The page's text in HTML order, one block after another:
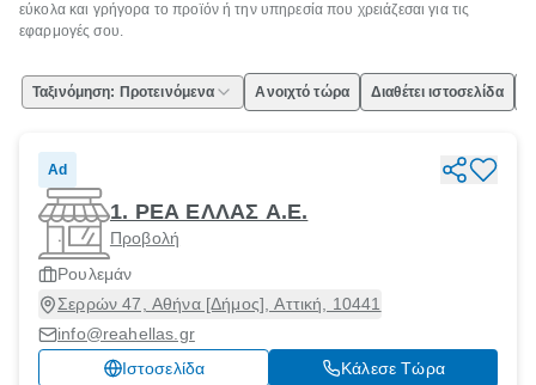
εύκολα και γρήγορα το προϊόν ή την υπηρεσία που χρειάζεσαι για τις
εφαρμογές σου.
Ταξινόμηση: Προτεινόμενα Ανοιχτό τώρα Διαθέτει ιστοσελίδα
Ad
1. ΡΕΑ ΕΛΛΑΣ Α.Ε.
Προβολή
Ρουλεμάν
Σερρών 47, Αθήνα [Δήμος], Αττική, 10441
info@reahellas.gr
Ιστοσελίδα
Κάλεσε Τώρα